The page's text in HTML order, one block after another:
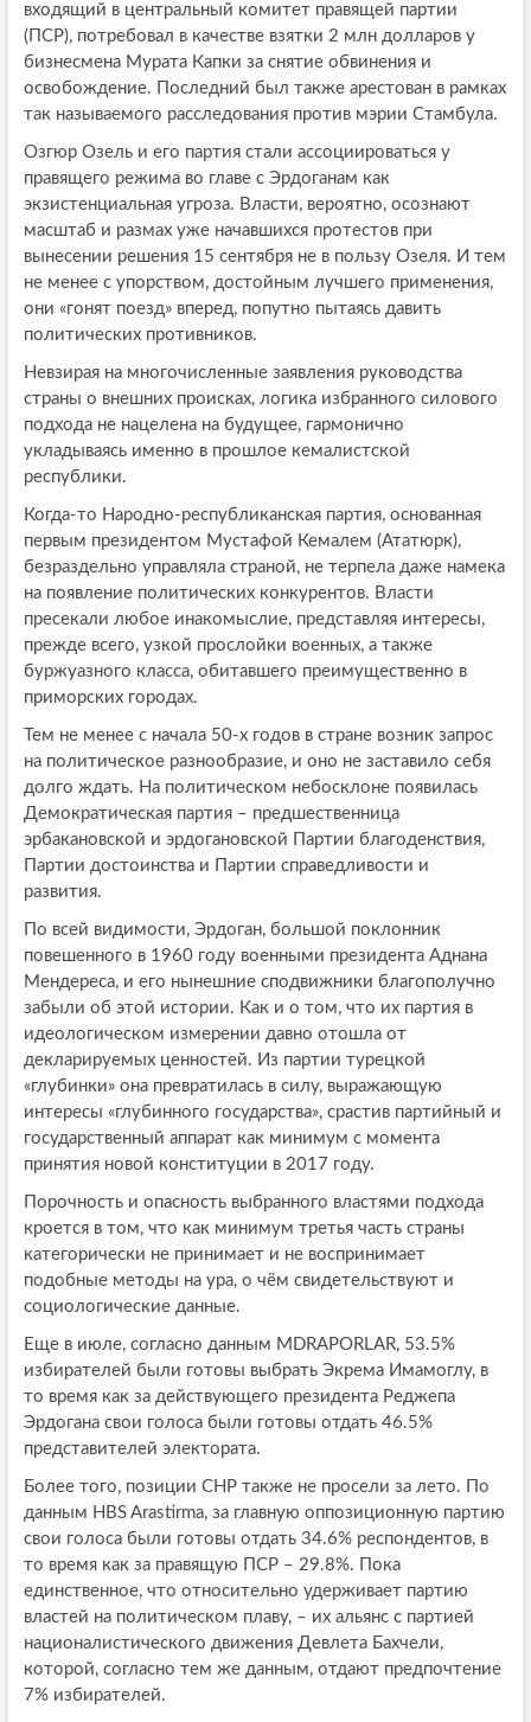
входящий в центральный комитет правящей партии
(ПСР), потребовал в качестве взятки 2 млн долларов у
бизнесмена Мурата Капки за снятие обвинения и
освобождение. Последний был также арестован в рамках
так называемого расследования против мэрии Стамбула.
Озгюр Озель и его партия стали ассоциироваться у
правящего режима во главе с Эрдоганам как
экзистенциальная угроза. Власти, вероятно, осознают
масштаб и размах уже начавшихся протестов при
вынесении решения 15 сентября не в пользу Озеля. И тем
не менее с упорством, достойным лучшего применения,
они «гонят поезд» вперед, попутно пытаясь давить
политических противников.
Невзирая на многочисленные заявления руководства
страны о внешних происках, логика избранного силового
подхода не нацелена на будущее, гармонично
укладываясь именно в прошлое кемалистской
республики.
Когда-то Народно-республиканская партия, основанная
первым президентом Мустафой Кемалем (Ататюрк),
безраздельно управляла страной, не терпела даже намека
на появление политических конкурентов. Власти
пресекали любое инакомыслие, представляя интересы,
прежде всего, узкой прослойки военных, а также
буржуазного класса, обитавшего преимущественно в
приморских городах.
Тем не менее с начала 50-х годов в стране возник запрос
на политическое разнообразие, и оно не заставило себя
долго ждать. На политическом небосклоне появилась
Демократическая партия – предшественница
эрбакановской и эрдогановской Партии благоденствия,
Партии достоинства и Партии справедливости и
развития.
По всей видимости, Эрдоган, большой поклонник
повешенного в 1960 году военными президента Аднана
Мендереса, и его нынешние сподвижники благополучно
забыли об этой истории. Как и о том, что их партия в
идеологическом измерении давно отошла от
декларируемых ценностей. Из партии турецкой
«глубинки» она превратилась в силу, выражающую
интересы «глубинного государства», срастив партийный и
государственный аппарат как минимум с момента
принятия новой конституции в 2017 году.
Порочность и опасность выбранного властями подхода
кроется в том, что как минимум третья часть страны
категорически не принимает и не воспринимает
подобные методы на ура, о чём свидетельствуют и
социологические данные.
Еще в июле, согласно данным MDRAPORLAR, 53.5%
избирателей были готовы выбрать Экрема Имамоглу, в
то время как за действующего президента Реджепа
Эрдогана свои голоса были готовы отдать 46.5%
представителей электората.
Более того, позиции СНР также не просели за лето. По
данным HBS Arastirma, за главную оппозиционную партию
свои голоса были готовы отдать 34.6% респондентов, в
то время как за правящую ПСР – 29.8%. Пока
единственное, что относительно удерживает партию
властей на политическом плаву, – их альянс с партией
националистического движения Девлета Бахчели,
которой, согласно тем же данным, отдают предпочтение
7% избирателей.